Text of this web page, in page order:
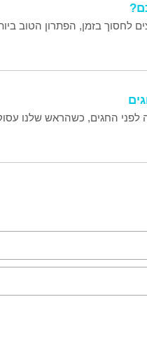
לחסוך בזמן, הפתרון הטוב
לפני החגים, כשהראש שלנו